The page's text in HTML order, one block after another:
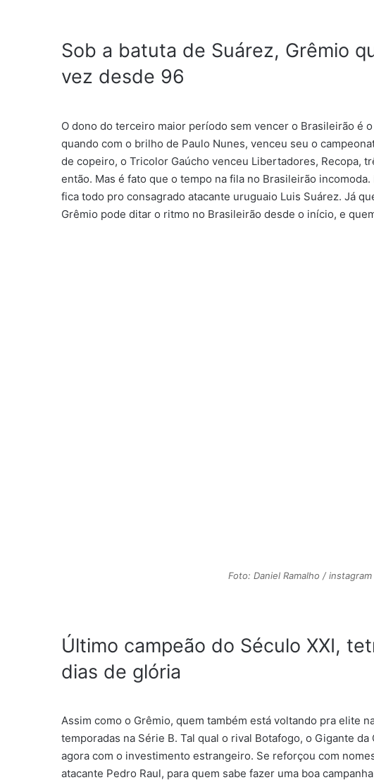
Sob a batuta de Suárez, Grêmio
vez desde 96
O dono do terceiro maior período sem vencer o Brasileirão é
quando com o brilho de Paulo Nunes, venceu seu o
de copeiro, o Tricolor Gaúcho venceu Libertadores, Recopa,
então. Mas é fato que o tempo na fila no Brasileirão
fica todo pro consagrado atacante uruguaio Luis Suárez. Já
Grêmio pode ditar o ritmo no Brasileirão desde o início, e
Foto: Daniel Ramalho /
Último campeão do Século XXI,
dias de glória
Assim como o Grêmio, quem também está voltando pra elite
temporadas na Série B. Tal qual o rival Botafogo, o Gigante
agora com o investimento estrangeiro. Se reforçou com
atacante Pedro Raul, para quem sabe fazer uma boa